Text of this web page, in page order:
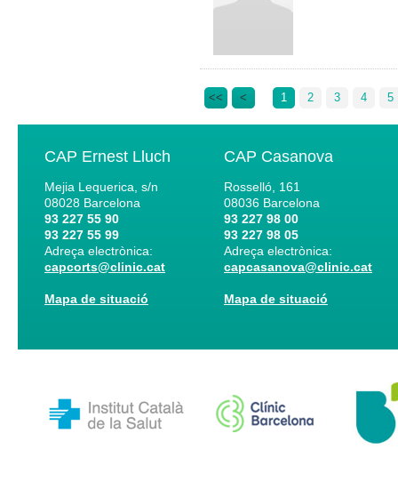
<< < 1 2 3 4 5
CAP Ernest Lluch
Mejia Lequerica, s/n
08028 Barcelona
93 227 55 90
93 227 55 99
Adreça electrònica:
capcorts@clinic.cat
Mapa de situació
CAP Casanova
Rosselló, 161
08036 Barcelona
93 227 98 00
93 227 98 05
Adreça electrònica:
capcasanova@clinic.cat
Mapa de situació